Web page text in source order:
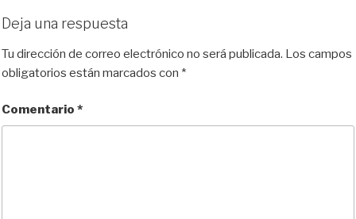
Deja una respuesta
Tu dirección de correo electrónico no será publicada. Los campos
obligatorios están marcados con *
Comentario *